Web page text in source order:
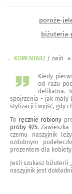
poroże-
biżuteria-
KOMENTARZ / zwiń <
Kiedy
od razu
delikatna.
spojrzenia - jak mały
stylizacji i wyjść, gdy
To ręcznie robiony
próby 925.
czemu naszyjnik
ozdobnym
prezentem dla
Jeśli szukasz biżuterii
naszyjnik jest